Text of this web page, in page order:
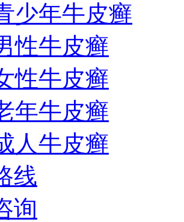
少年牛皮癣
性牛皮癣
性牛皮癣
年牛皮癣
人牛皮癣
线
询